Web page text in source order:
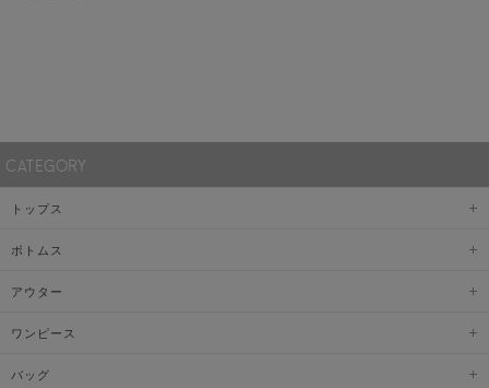
CATEGORY
トップス
ボトムス
アウター
ワンピース
バッグ